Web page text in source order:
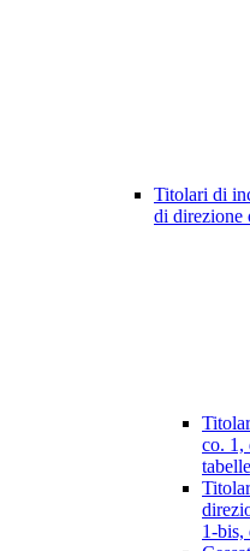
Titolari di
di direzione
co. 1,
1-bis,